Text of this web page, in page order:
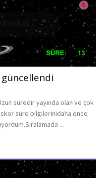
süredir yayında olan ve çok
süre bilgilerinidaha önce
...